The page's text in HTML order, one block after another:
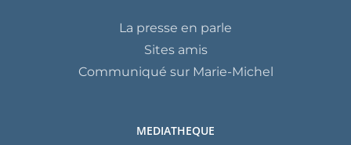
La presse en parle
Sites amis
Communiqué sur Marie-Michel
MEDIATHEQUE